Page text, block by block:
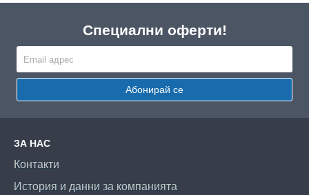
Специални оферти!
Абонирай се
ЗА НАС
Контакти
История и данни за компанията